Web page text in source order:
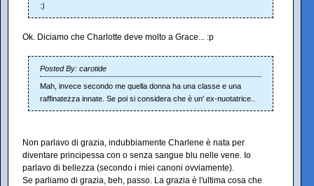
:)
Ok. Diciamo che Charlotte deve molto a Grace... :p
Posted By: carotide
Mah, invece secondo me quella donna ha una classe e una
raffinatezza innate. Se poi si considera che è un' ex-nuotatrice..
Non parlavo di grazia, indubbiamente Charlene è nata per
diventare principessa con o senza sangue blu nelle vene. Io
parlavo di bellezza (secondo i miei canoni ovviamente).
Se parliamo di grazia, beh, passo. La grazia è l'ultima cosa che